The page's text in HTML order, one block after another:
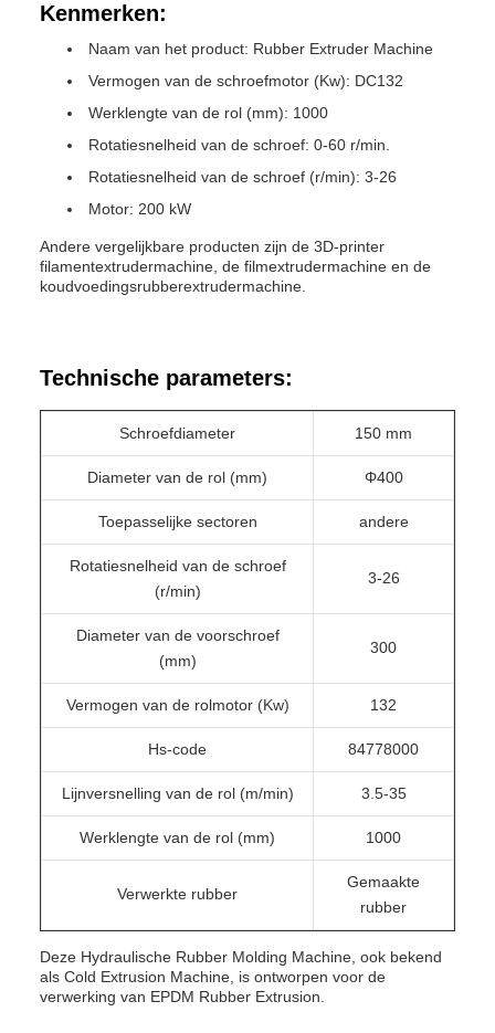
Kenmerken:
Naam van het product: Rubber Extruder Machine
Vermogen van de schroefmotor (Kw): DC132
Werklengte van de rol (mm): 1000
Rotatiesnelheid van de schroef: 0-60 r/min.
Rotatiesnelheid van de schroef (r/min): 3-26
Motor: 200 kW
Andere vergelijkbare producten zijn de 3D-printer
filamentextrudermachine, de filmextrudermachine en de
koudvoedingsrubberextrudermachine.
Technische parameters:
Schroefdiameter 150 mm
Diameter van de rol (mm) Φ400
Toepasselijke sectoren andere
Rotatiesnelheid van de schroef
(r/min)
3-26
Diameter van de voorschroef
(mm)
300
Vermogen van de rolmotor (Kw) 132
Hs-code 84778000
Lijnversnelling van de rol (m/min) 3.5-35
Werklengte van de rol (mm) 1000
Verwerkte rubber
Gemaakte
rubber
Deze Hydraulische Rubber Molding Machine, ook bekend
als Cold Extrusion Machine, is ontworpen voor de
verwerking van EPDM Rubber Extrusion.